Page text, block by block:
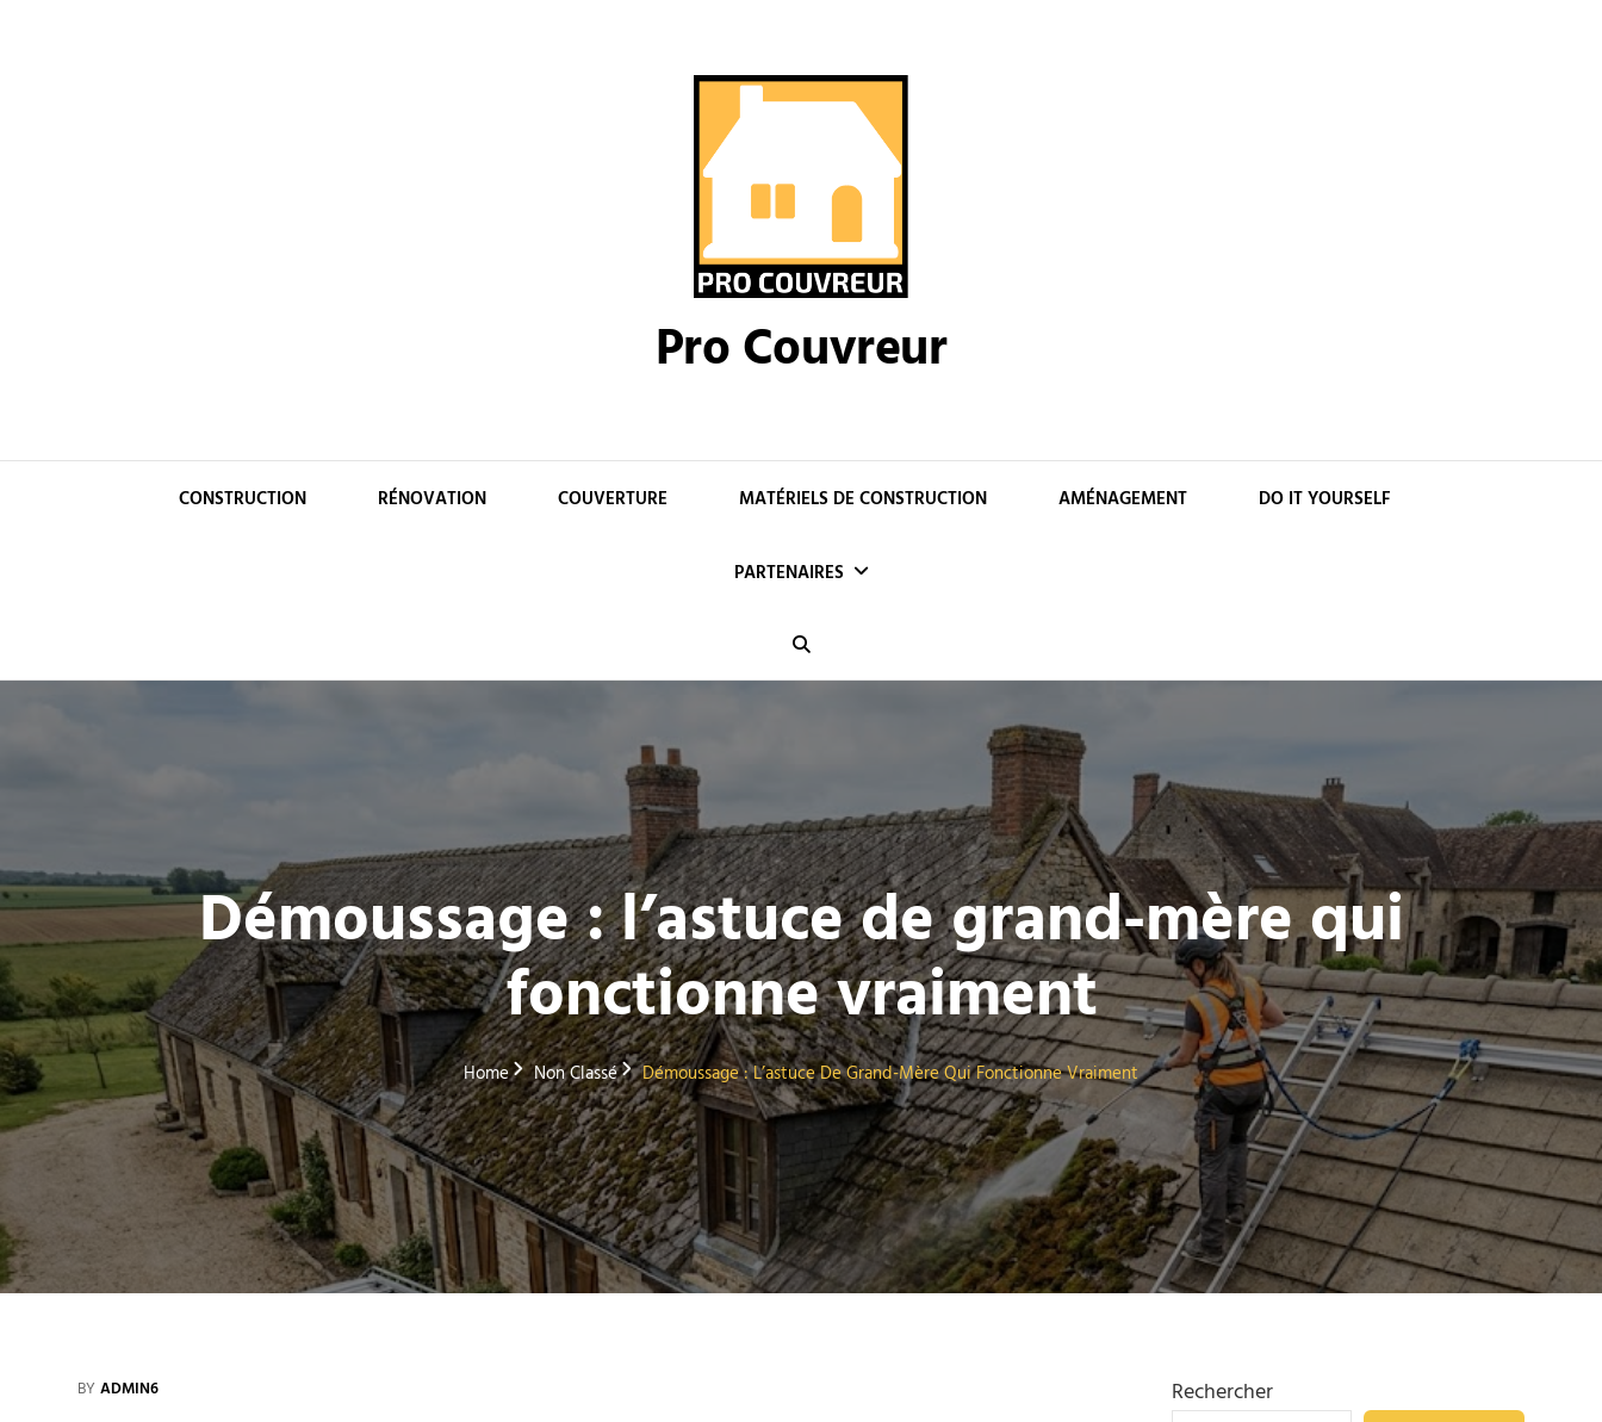
Pro Couvreur
CONSTRUCTION RÉNOVATION COUVERTURE MATÉRIELS DE CONSTRUCTION AMÉNAGEMENT DO IT YOURSELF
PARTENAIRES
Démoussage : l’astuce de grand-mère qui
fonctionne vraiment
Home Non Classé Démoussage : L’astuce De Grand-Mère Qui Fonctionne Vraiment
BY ADMIN6 Rechercher